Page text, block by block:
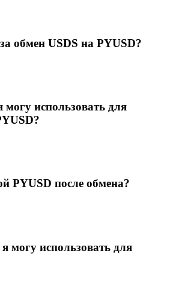
обмен USDS на PYUSD?
использовать для
PYUSD после обмена?
могу использовать для